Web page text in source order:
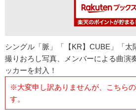
シングル「脈」「【KR】CUBE」「太
撮りおろし写真、メンバーによる曲演
ッカーを封入！
※大変申し訳ありませんが、こちら
す。